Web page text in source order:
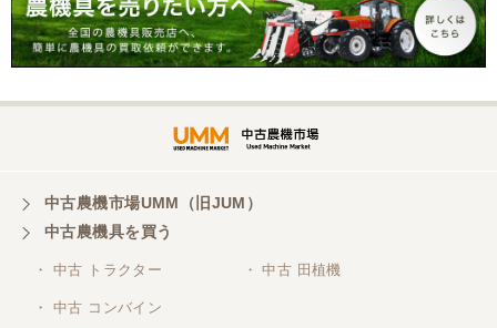
岐阜県／横倉林
ありがとうございます。
岐阜県／横倉林
岐阜県／横倉林
ありがとうございます
状渡し【P11460730】
中古農機市場UMM（旧JUM）
中古農機具を買う
・ 中古 トラクター ・ 中古 田植機
・ 中古 コンバイン